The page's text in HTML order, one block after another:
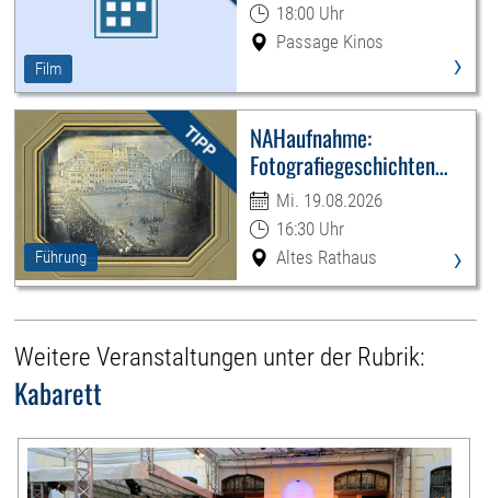
Film
18:00 Uhr
Passage Kinos
›
Führung
NAHaufnahme:
Fotografiegeschichten
Leipzigs
Mi. 19.08.2026
16:30 Uhr
Altes Rathaus
›
Weitere Veranstaltungen unter der Rubrik:
Kabarett